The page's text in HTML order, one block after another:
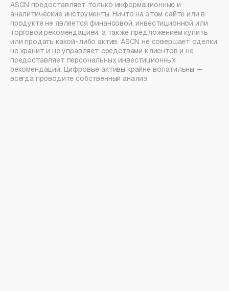
ASCN предоставляет только информационные и
аналитические инструменты. Ничто на этом сайте или в
продукте не является финансовой, инвестиционной или
торговой рекомендацией, а также предложением купить
или продать какой-либо актив. ASCN не совершает сделки,
не хранит и не управляет средствами клиентов и не
предоставляет персональных инвестиционных
рекомендаций. Цифровые активы крайне волатильны —
всегда проводите собственный анализ.